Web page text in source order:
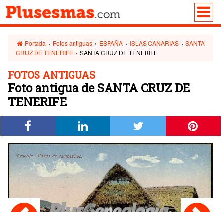
Portada › Fotos antiguas › ESPAÑA › ISLAS CANARIAS › SANTA
CRUZ DE TENERIFE › SANTA CRUZ DE TENERIFE
FOTOS ANTIGUAS
Foto antigua de SANTA CRUZ DE
TENERIFE